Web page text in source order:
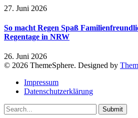
27. Juni 2026
So macht Regen Spaß
Regentage in NRW
26. Juni 2026
© 2026 ThemeSphere. Designed by
Impressum
Datenschutzerklärung
Submit